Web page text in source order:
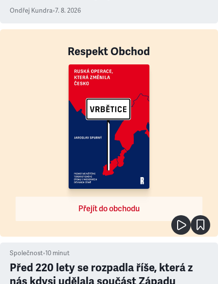
Ondřej Kundra•7. 8. 2026
Respekt Obchod
Přejít do obchodu
Společnost•10 minut
Před 220 lety se rozpadla říše, která z
nás kdysi udělala součást Západu